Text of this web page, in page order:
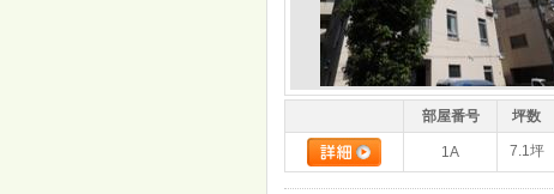
部屋番号 坪数
1A 7.1坪